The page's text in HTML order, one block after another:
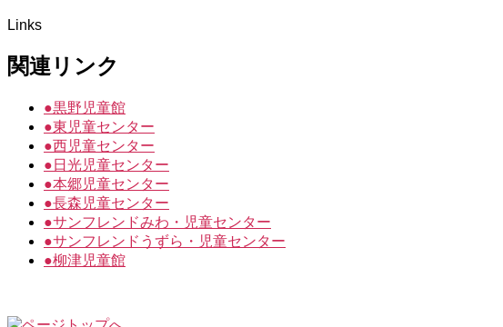
Links
関連リンク
●黒野児童館
●東児童センター
●西児童センター
● 日光児童センター
●本郷児童センター
●長森児童センター
●サンフレンドみわ・児童センター
●サンフレンドうずら・児童センター
●柳津児童館